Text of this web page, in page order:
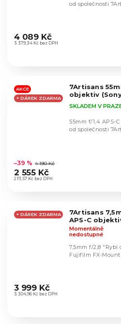
hodnocení
produktu
hvězdiček.
3 379,34 Kč bez DPH
4 089 Kč
od společnosti
AKCE
+ DÁREK ZDARMA
7Artisans
objektiv
hodnocení
produktu
je
hvězdiček.
SKLADEM V
2 111,57 Kč bez DPH
–39 % 4 190 Kč
2 555 Kč
55mm f/1,4 APS-
od společnosti
+ DÁREK ZDARMA
7Artisans
APS-C
hodnocení
produktu
Momentálně
nedostupné
3 304,96 Kč bez DPH
3 999 Kč
7,5mm f/2,8 "Rybí
Fujifilm FX-Mount